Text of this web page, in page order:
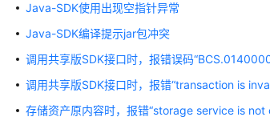
Java-SDK使用出现空指针异常
Java-SDK编译提示jar包冲突
调用共享版SDK接口时，报错误码
调用共享版SDK接口时，报错“transaction is
存储资产原内容时，报错“storage service is